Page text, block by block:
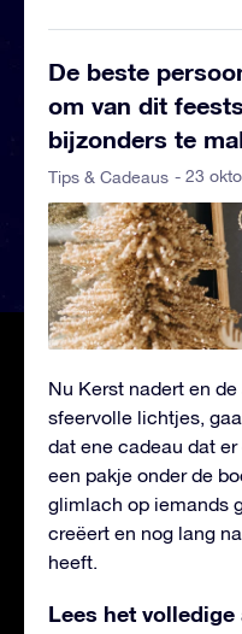
De beste
om van dit
bijzonders te
Tips & Cadeaus - 23
Nu Kerst nadert en
sfeervolle lichtjes,
dat ene cadeau dat
een pakje onder de
glimlach op iemands
creëert en nog lang
heeft.
Lees het volledige